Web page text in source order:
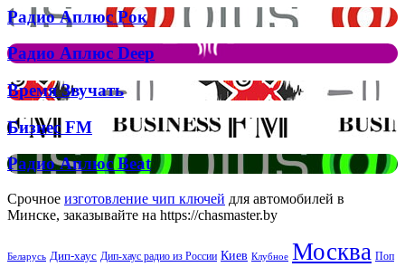
трек
Джона
та
Брітні
Спірс
Радио
Аплюс
Рок
Радио Аплюс Рок
Радио
Аплюс
Deep
Радио Аплюс Deep
Время
Звучать
Время Звучать
Бизнес
Бизнес FM
Радио
Аплюс
Beat
Радио Аплюс Beat
Срочное изготовление чип ключей для автомобилей в
Минске, заказывайте на https://chasmaster.by
Беларусь Дип-хаус Дип-хаус радио из России Киев Клубное Москва Поп